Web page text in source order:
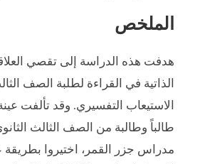
الملخص
هدفت هذه الدراسة إلى تقصي
الذاتية في القراءة لطلبة الصف
طالباً وطالبة من الصف الثالث
مدراس جزر القمر، اختيروا